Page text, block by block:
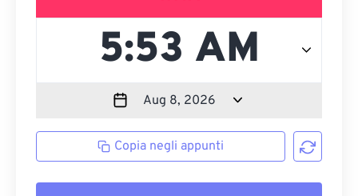
Copia negli appunti